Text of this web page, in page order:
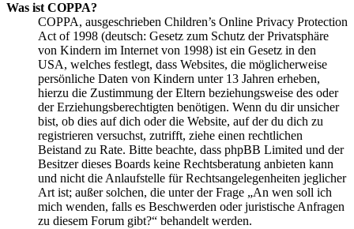
Was ist COPPA?
COPPA, ausgeschrieben Children’s Online Privacy Protection
Act of 1998 (deutsch: Gesetz zum Schutz der Privatsphäre
von Kindern im Internet von 1998) ist ein Gesetz in den
USA, welches festlegt, dass Websites, die möglicherweise
persönliche Daten von Kindern unter 13 Jahren erheben,
hierzu die Zustimmung der Eltern beziehungsweise des oder
der Erziehungsberechtigten benötigen. Wenn du dir unsicher
bist, ob dies auf dich oder die Website, auf der du dich zu
registrieren versuchst, zutrifft, ziehe einen rechtlichen
Beistand zu Rate. Bitte beachte, dass phpBB Limited und der
Besitzer dieses Boards keine Rechtsberatung anbieten kann
und nicht die Anlaufstelle für Rechtsangelegenheiten jeglicher
Art ist; außer solchen, die unter der Frage „An wen soll ich
mich wenden, falls es Beschwerden oder juristische Anfragen
zu diesem Forum gibt?“ behandelt werden.